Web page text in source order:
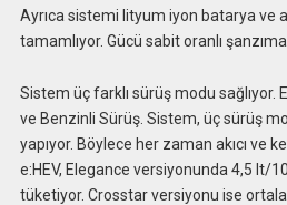
Ayrıca sistemi lityum iyon batarya ve
tamamlıyor. Gücü sabit oranlı
Sistem üç farklı sürüş modu sağlıyor.
ve Benzinli Sürüş. Sistem, üç sürüş
yapıyor. Böylece her zaman akıcı ve
e:HEV, Elegance versiyonunda 4,5 lt/
tüketiyor. Crosstar versiyonu ise